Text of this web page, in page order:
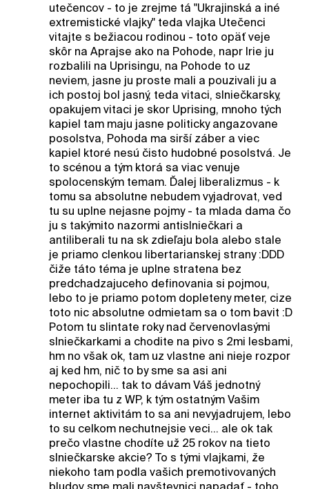
utečencov - to je zrejme tá "Ukrajinská a iné
extremistické vlajky" teda vlajka Utečenci
vitajte s bežiacou rodinou - toto opäť veje
skôr na Aprajse ako na Pohode, napr Irie ju
rozbalili na Uprisingu, na Pohode to uz
neviem, jasne ju proste mali a pouzivali ju a
ich postoj bol jasný, teda vitaci, slniečkarsky,
opakujem vitaci je skor Uprising, mnoho tých
kapiel tam maju jasne politicky angazovane
posolstva, Pohoda ma sirší záber a viec
kapiel ktoré nesú čisto hudobné posolstvá. Je
to scénou a tým ktorá sa viac venuje
spolocenským temam. Ďalej liberalizmus - k
tomu sa absolutne nebudem vyjadrovat, ved
tu su uplne nejasne pojmy - ta mlada dama čo
ju s takýmito nazormi antislniečkari a
antiliberali tu na sk zdieľaju bola alebo stale
je priamo clenkou libertarianskej strany :DDD
čiže táto téma je uplne stratena bez
predchadzajuceho definovania si pojmou,
lebo to je priamo potom dopleteny meter, cize
toto nic absolutne odmietam sa o tom bavit :D
Potom tu slintate roky nad červenovlasými
slniečkarkami a chodite na pivo s 2mi lesbami,
hm no však ok, tam uz vlastne ani nieje rozpor
aj ked hm, nič to by sme sa asi ani
nepochopili... tak to dávam Váš jednotný
meter iba tu z WP, k tým ostatným Vašim
internet aktivitám to sa ani nevyjadrujem, lebo
to su celkom nechutnejsie veci... ale ok tak
prečo vlastne chodíte už 25 rokov na tieto
slniečkarske akcie? To s tými vlajkami, že
niekoho tam podla vašich premotivovaných